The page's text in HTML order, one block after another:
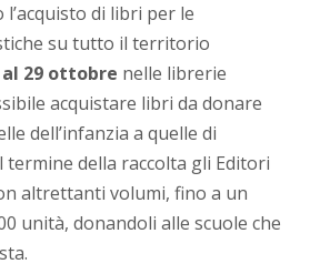
di libri per le
su tutto il territorio
al 29 ottobre nelle librerie
acquistare libri da donare
dell’infanzia a quelle di
termine della raccolta gli Editori
altrettanti volumi, fino a un
unità, donandoli alle scuole che